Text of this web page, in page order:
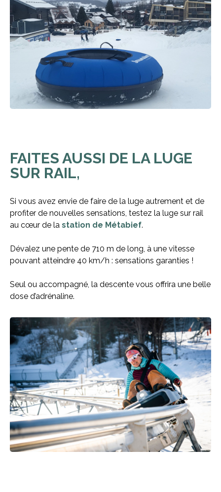
FAITES AUSSI DE LA LUGE
SUR RAIL,
Si vous avez envie de faire de la luge autrement et de
profiter de nouvelles sensations, testez la luge sur rail
au cœur de la station de Métabief.
Dévalez une pente de 710 m de long, à une vitesse
pouvant atteindre 40 km/h : sensations garanties !
Seul ou accompagné, la descente vous offrira une belle
dose d’adrénaline.